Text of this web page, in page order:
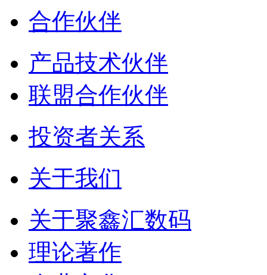
合作伙伴
产品技术伙伴
联盟合作伙伴
投资者关系
关于我们
关于聚鑫汇数码
理论著作